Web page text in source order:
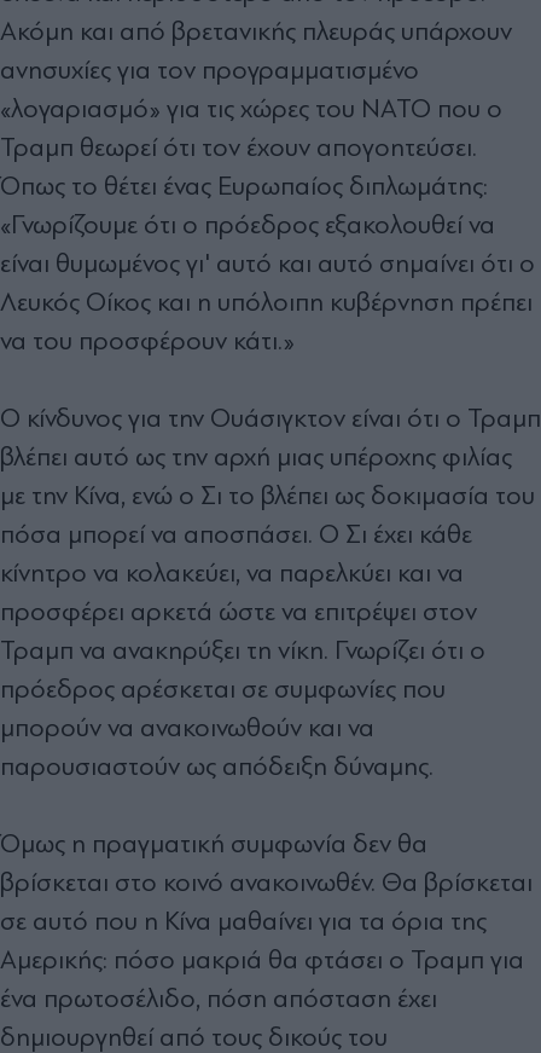
Ακόμη και από βρετανικής πλευράς υπάρχουν
ανησυχίες για τον προγραμματισμένο
«λογαριασμό» για τις χώρες του ΝΑΤΟ που ο
Τραμπ θεωρεί ότι τον έχουν απογοητεύσει.
Όπως το θέτει ένας Ευρωπαίος διπλωμάτης:
«Γνωρίζουμε ότι ο πρόεδρος εξακολουθεί να
είναι θυμωμένος γι' αυτό και αυτό σημαίνει ότι ο
Λευκός Οίκος και η υπόλοιπη κυβέρνηση πρέπει
να του προσφέρουν κάτι.»
Ο κίνδυνος για την Ουάσιγκτον είναι ότι ο Τραμπ
βλέπει αυτό ως την αρχή μιας υπέροχης φιλίας
με την Κίνα, ενώ ο Σι το βλέπει ως δοκιμασία του
πόσα μπορεί να αποσπάσει. Ο Σι έχει κάθε
κίνητρο να κολακεύει, να παρελκύει και να
προσφέρει αρκετά ώστε να επιτρέψει στον
Τραμπ να ανακηρύξει τη νίκη. Γνωρίζει ότι ο
πρόεδρος αρέσκεται σε συμφωνίες που
μπορούν να ανακοινωθούν και να
παρουσιαστούν ως απόδειξη δύναμης.
Όμως η πραγματική συμφωνία δεν θα
βρίσκεται στο κοινό ανακοινωθέν. Θα βρίσκεται
σε αυτό που η Κίνα μαθαίνει για τα όρια της
Αμερικής: πόσο μακριά θα φτάσει ο Τραμπ για
ένα πρωτοσέλιδο, πόση απόσταση έχει
δημιουργηθεί από τους δικούς του